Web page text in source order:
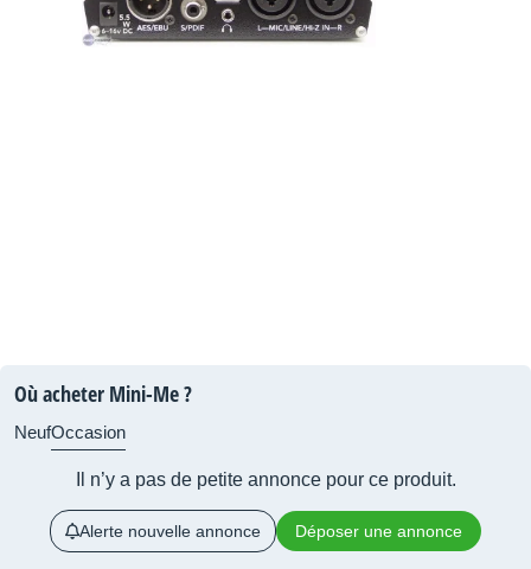
Où acheter Mini-Me ?
NeufOccasion
Il n’y a pas de petite annonce pour ce produit.
Alerte nouvelle annonce Déposer une annonce